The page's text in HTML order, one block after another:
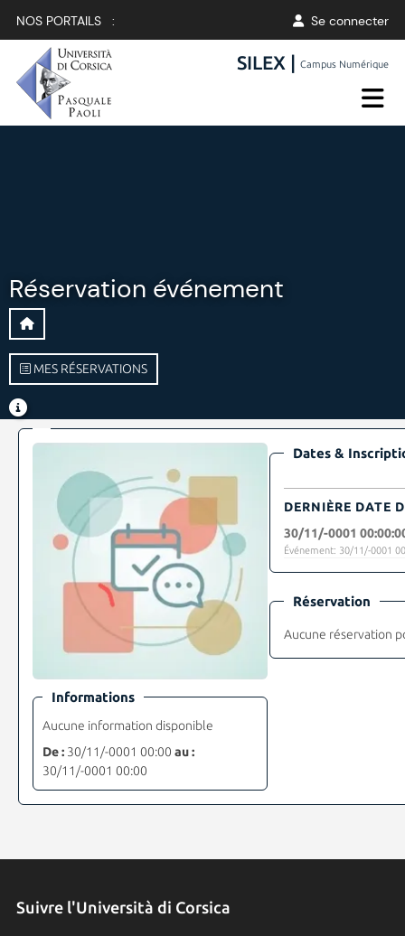
NOS PORTAILS : Se connecter
SILEX |Campus Numérique
Réservation événement
MES RÉSERVATIONS
Informations
Aucune information disponible
De :30/11/-0001 00:00 au :
30/11/-0001 00:00
Dates &
DERNIÈRE DATE
30/11/-0001
Événement: 30/11/-0001
Réservation
Aucune réservation
Suivre l'Università di Corsica